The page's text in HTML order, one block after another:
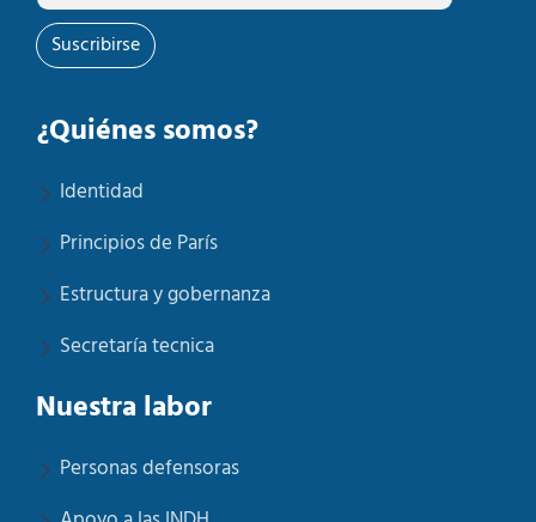
Suscribirse
¿Quiénes somos?
Identidad
Principios de París
Estructura y gobernanza
Secretaría tecnica
Nuestra labor
Personas defensoras